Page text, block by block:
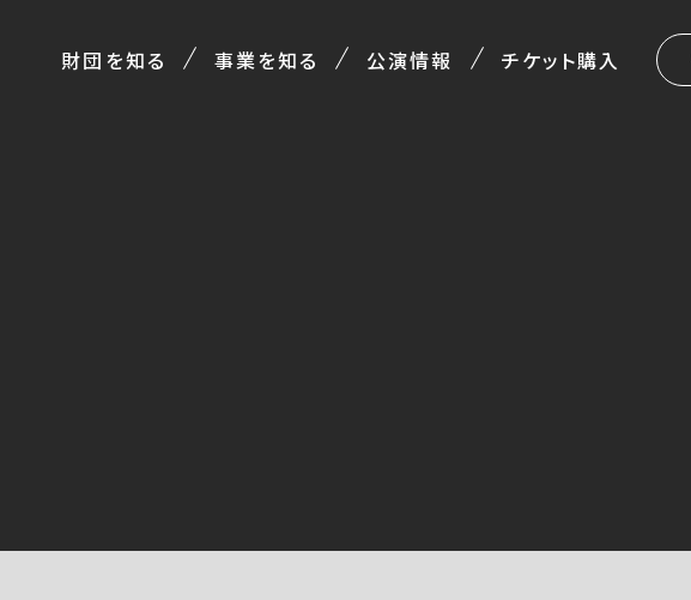
財団を知る 事業を知る 公演情報 チケット購入